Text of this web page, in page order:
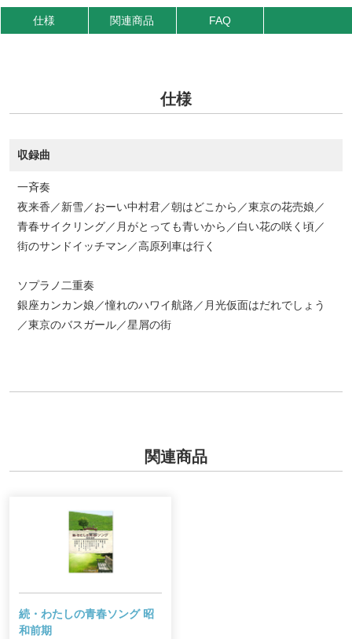
仕様 関連商品 FAQ
仕様
収録曲
一斉奏
夜来香／新雪／おーい中村君／朝はどこから／東京の花売娘／
青春サイクリング／月がとっても青いから／白い花の咲く頃／
街のサンドイッチマン／高原列車は行く
ソプラノ二重奏
銀座カンカン娘／憧れのハワイ航路／月光仮面はだれでしょう
／東京のバスガール／星屑の街
関連商品
続・わたしの青春ソング 昭
和前期